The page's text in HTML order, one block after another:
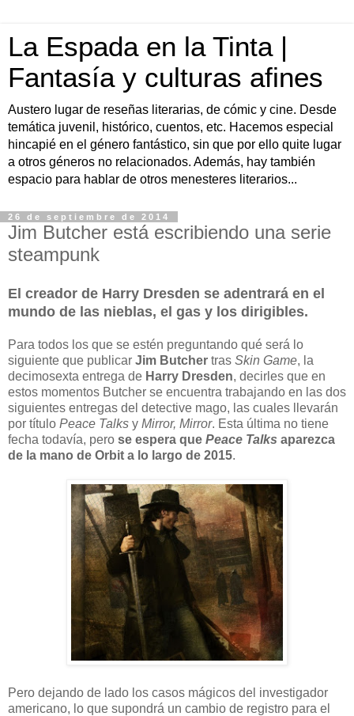
La Espada en la Tinta |
Fantasía y culturas afines
Austero lugar de reseñas literarias, de cómic y cine. Desde
temática juvenil, histórico, cuentos, etc. Hacemos especial
hincapié en el género fantástico, sin que por ello quite lugar
a otros géneros no relacionados. Además, hay también
espacio para hablar de otros menesteres literarios...
26 de septiembre de 2014
Jim Butcher está escribiendo una serie
steampunk
El creador de Harry Dresden se adentrará en el
mundo de las nieblas, el gas y los dirigibles.
Para todos los que se estén preguntando qué será lo
siguiente que publicar Jim Butcher tras Skin Game, la
decimosexta entrega de Harry Dresden, decirles que en
estos momentos Butcher se encuentra trabajando en las dos
siguientes entregas del detective mago, las cuales llevarán
por título Peace Talks y Mirror, Mirror. Esta última no tiene
fecha todavía, pero se espera que Peace Talks aparezca
de la mano de Orbit a lo largo de 2015.
Pero dejando de lado los casos mágicos del investigador
americano, lo que supondrá un cambio de registro para el